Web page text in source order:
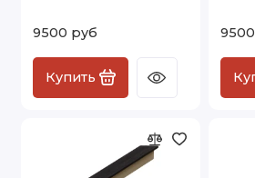
9500 руб
Купить